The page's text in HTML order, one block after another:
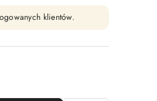
klientów.